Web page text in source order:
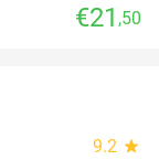
€21 ,50
9.2 star